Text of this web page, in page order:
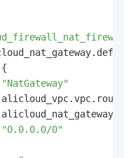
"NatGateway"
"0.0.0.0/0"